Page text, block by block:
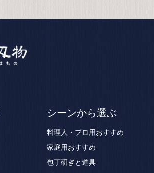
シーンから選ぶ
料理人・プロ用おすすめ
家庭用おすすめ
包丁研ぎと道具